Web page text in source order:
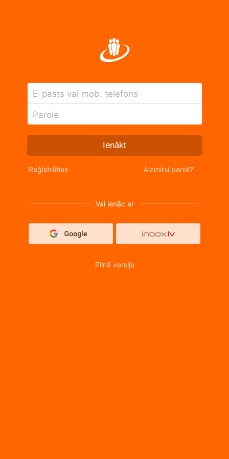
E-pasts vai mob. telefons
Parole
Ienākt
Reģistrēties Aizmirsi paroli?
Vai ienāc ar
Pilnā versija